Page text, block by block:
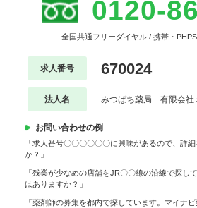
0120-
全国共通フリーダイヤル / 携帯・
求人番号 670024
法人名 みつばち薬局 有限会社
お問い合わせの例
「求人番号〇〇〇〇〇〇に興味があるので、詳
か？」
「残業が少なめの店舗をJR〇〇線の沿線で探し
はありますか？」
「薬剤師の募集を都内で探しています。マイナ